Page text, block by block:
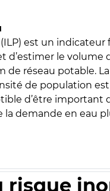
est un indicateur
d’estimer le volume
de réseau potable.
de population est
d’être important
demande en eau
risque